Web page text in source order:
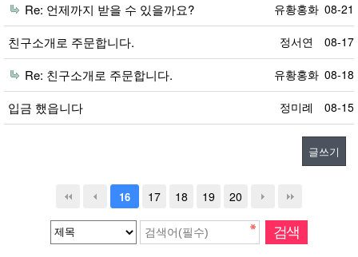
Re: 언제까지 받을 수 있을까요? 유황홍화 08-21
친구소개로 주문합니다. 정서연 08-17
Re: 친구소개로 주문합니다. 유황홍화 08-18
입금 했읍니다 정미례 08-15
글쓰기
16 17 18 19 20